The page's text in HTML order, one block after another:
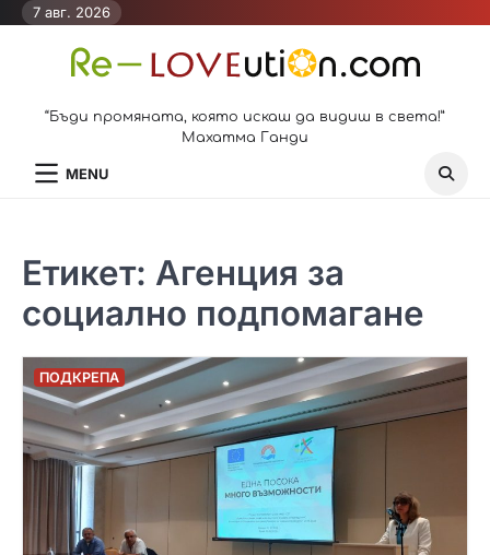
Skip7 авг. 2026
“Бъди промяната, която искаш да видиш в света!”
Махатма Ганди
MENU
Етикет: Агенция за
социално подпомагане
ПОДКРЕПА